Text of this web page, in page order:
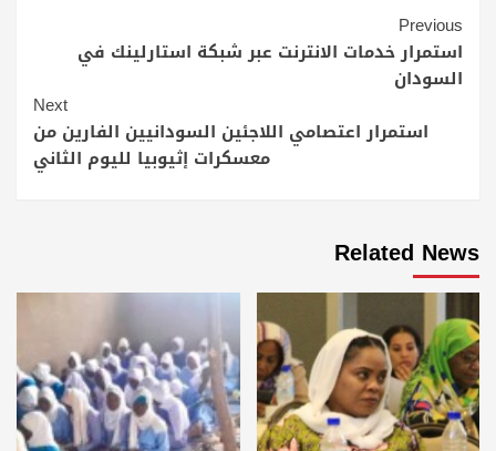
Continue
Reading
Previous
استمرار خدمات الانترنت عبر شبكة استارلينك في
السودان
Next
استمرار اعتصامي اللاجئين السودانيين الفارين من
معسكرات إثيوبيا لليوم الثاني
Related News